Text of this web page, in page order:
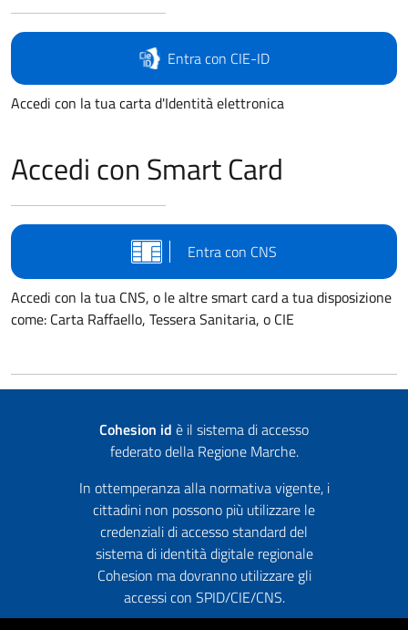
Entra con CIE-ID
Accedi con la tua carta d'Identità elettronica
Accedi con Smart Card
Entra con CNS
Accedi con la tua CNS, o le altre smart card a tua disposizione
come: Carta Raffaello, Tessera Sanitaria, o CIE
Cohesion id è il sistema di accesso
federato della Regione Marche.
In ottemperanza alla normativa vigente, i
cittadini non possono più utilizzare le
credenziali di accesso standard del
sistema di identità digitale regionale
Cohesion ma dovranno utilizzare gli
accessi con SPID/CIE/CNS.